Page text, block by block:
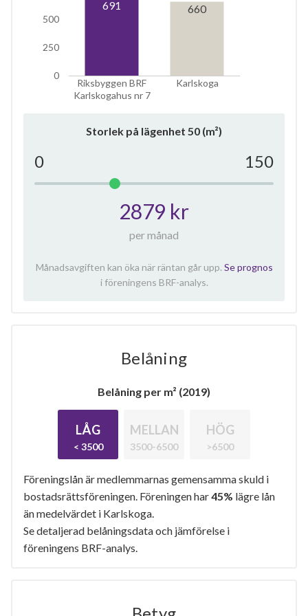
Riksbyggen BRF
Karlskogahus nr 7
Karlskoga
0
250
500
691 660
Storlek på lägenhet 50 (m²)
0 150
2879 kr
per månad
Månadsavgiften kan öka när räntan går upp. Se prognos
i föreningens BRF-analys.
Belåning
Belåning per m² (2019)
LÅG
< 3500
MELLAN
3500-6500
HÖG
>6500
Föreningslån är medlemmarnas gemensamma skuld i
bostadsrättsföreningen. Föreningen har45% lägre lån
än medelvärdet i Karlskoga.
Se detaljerad belåningsdata och jämförelse i
föreningens BRF-analys.